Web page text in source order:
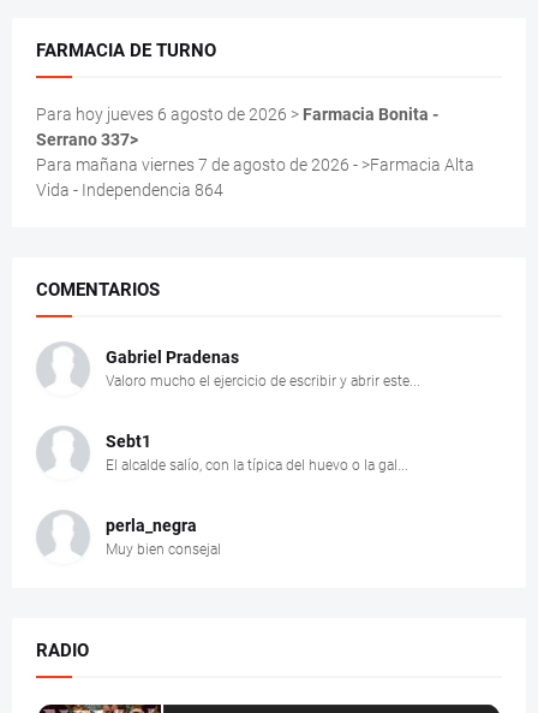
FARMACIA DE TURNO
Para hoy jueves 6 agosto de 2026 > Farmacia Bonita -
Serrano 337>
Para mañana viernes 7 de agosto de 2026 - >Farmacia Alta
Vida - Independencia 864
COMENTARIOS
Gabriel Pradenas
Valoro mucho el ejercicio de escribir y abrir este...
Sebt1
El alcalde salío, con la típica del huevo o la gal...
perla_negra
Muy bien consejal
RADIO